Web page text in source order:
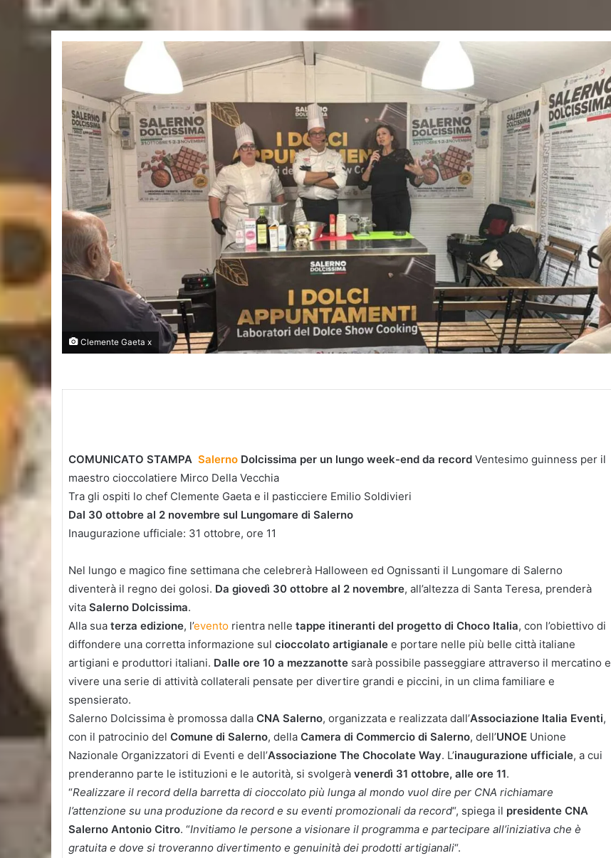
Clemente Gaeta x
COMUNICATO STAMPA SalernoDolcissima per un lungo week-end da recordVentesimo guinness per il
maestro cioccolatiere Mirco Della Vecchia
Tra gli ospiti lo chef Clemente Gaeta e il pasticciere Emilio Soldivieri
Dal 30 ottobre al 2 novembre sul Lungomare di Salerno
Inaugurazione ufficiale: 31 ottobre, ore 11
Nel lungo e magico fine settimana che celebrerà Halloween ed Ognissanti il Lungomare di Salerno
diventerà il regno dei golosi. Da giovedì 30 ottobre al 2 novembre, all’altezza di Santa Teresa, prenderà
vita Salerno Dolcissima.
Alla sua terza edizione, l’eventorientra nelle tappe itineranti del progetto di Choco Italia, con l’obiettivo di
diffondere una corretta informazione sul cioccolato artigianalee portare nelle più belle città italiane
artigiani e produttori italiani. Dalle ore 10 a mezzanottesarà possibile passeggiare attraverso il mercatino e
vivere una serie di attività collaterali pensate per divertire grandi e piccini, in un clima familiare e
spensierato.
Salerno Dolcissima è promossa dalla CNA Salerno, organizzata e realizzata dall’Associazione Italia Eventi,
con il patrocinio del Comune di Salerno, della Camera di Commercio di Salerno, dell’UNOEUnione
Nazionale Organizzatori di Eventi e dell’Associazione The Chocolate Way. L’inaugurazione ufficiale, a cui
prenderanno parte le istituzioni e le autorità, si svolgerà venerdì 31 ottobre, alle ore 11.
“Realizzare il record della barretta di cioccolato più lunga al mondo vuol dire per CNA richiamare
l’attenzione su una produzione da record e su eventi promozionali da record“, spiega il presidente CNA
Salerno Antonio Citro. “Invitiamo le persone a visionare il programma e partecipare all’iniziativa che è
gratuita e dove si troveranno divertimento e genuinità dei prodotti artigianali“.